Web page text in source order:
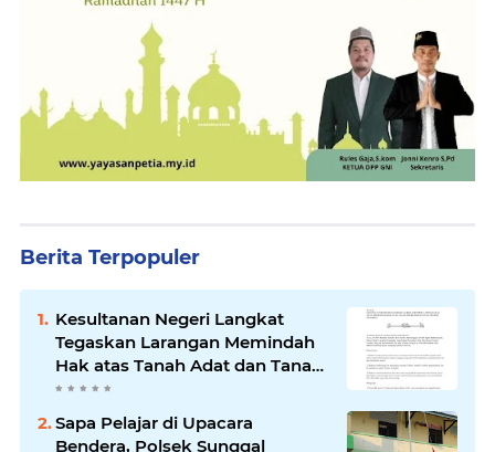
Berita Terpopuler
Kesultanan Negeri Langkat
Tegaskan Larangan Memindah
Hak atas Tanah Adat dan Tanah
Kesultanan
Sapa Pelajar di Upacara
Bendera, Polsek Sunggal